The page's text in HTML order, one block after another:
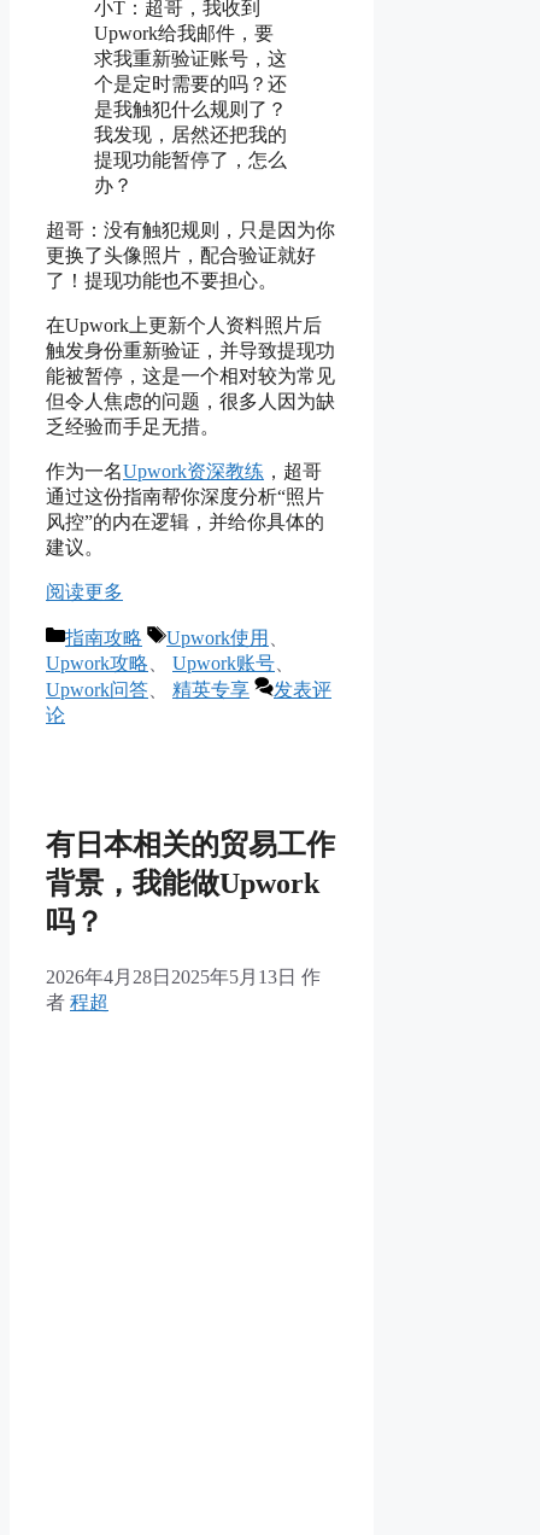
小T：超哥，我收到
Upwork给我邮件，要
求我重新验证账号，这
个是定时需要的吗？还
是我触犯什么规则了？
我发现，居然还把我的
提现功能暂停了，怎么
办？
超哥：没有触犯规则，只是因为你
更换了头像照片，配合验证就好
了！提现功能也不要担心。
在Upwork上更新个人资料照片后
触发身份重新验证，并导致提现功
能被暂停，这是一个相对较为常见
但令人焦虑的问题，很多人因为缺
乏经验而手足无措。
作为一名Upwork资深教练 ，超哥
通过这份指南帮你深度分析“照片
风控”的内在逻辑，并给你具体的
建议。
阅读更多
分
类
指南攻略
标
签
Upwork使用 、
Upwork攻略、 Upwork账号、
Upwork问答、 精英专享
发表评
论
有日本相关的贸易工作
背景，我能做Upwork
吗？
2026年4月28日 2025年5月13日 作
者 程超